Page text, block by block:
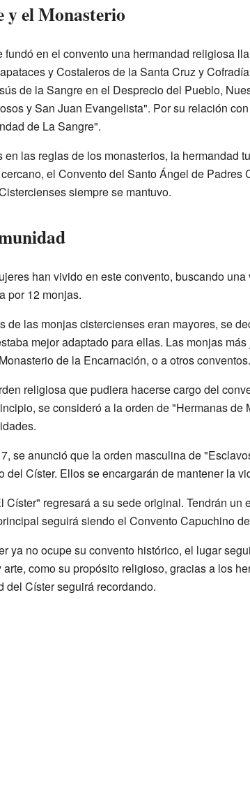
y el Monasterio
fundó en el convento una hermandad religiosa
y Costaleros de la Santa Cruz y
de la Sangre en el Desprecio del Pueblo,
y San Juan Evangelista". Por su relación
de La Sangre".
las reglas de los monasterios, la hermandad
el Convento del Santo Ángel de Padres
siempre se mantuvo.
han vivido en este convento, buscando
por 12 monjas.
de las monjas cistercienses eran mayores, se
mejor adaptado para ellas. Las monjas
de la Encarnación, o a otros conventos.
religiosa que pudiera hacerse cargo del
se consideró a la orden de "Hermanas de
se anunció que la orden masculina de
Císter. Ellos se encargarán de mantener la
regresará a su sede original. Tendrán un
seguirá siendo el Convento Capuchino
ya no ocupe su convento histórico, el lugar
como su propósito religioso, gracias a los
del Císter seguirá recordando.